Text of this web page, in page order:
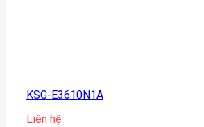
KSG-E3610N1A
Liên hệ